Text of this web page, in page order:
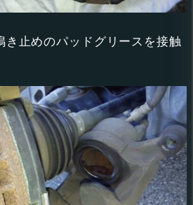
き止めのパッドグリースを接触